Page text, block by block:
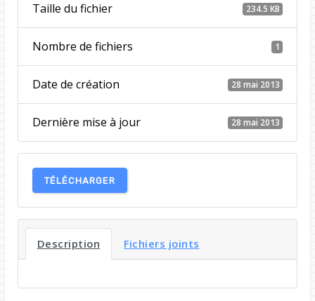
Taille du fichier 234.5 KB
Nombre de fichiers 1
Date de création 28 mai 2013
Dernière mise à jour 28 mai 2013
TÉLÉCHARGER
Description Fichiers joints